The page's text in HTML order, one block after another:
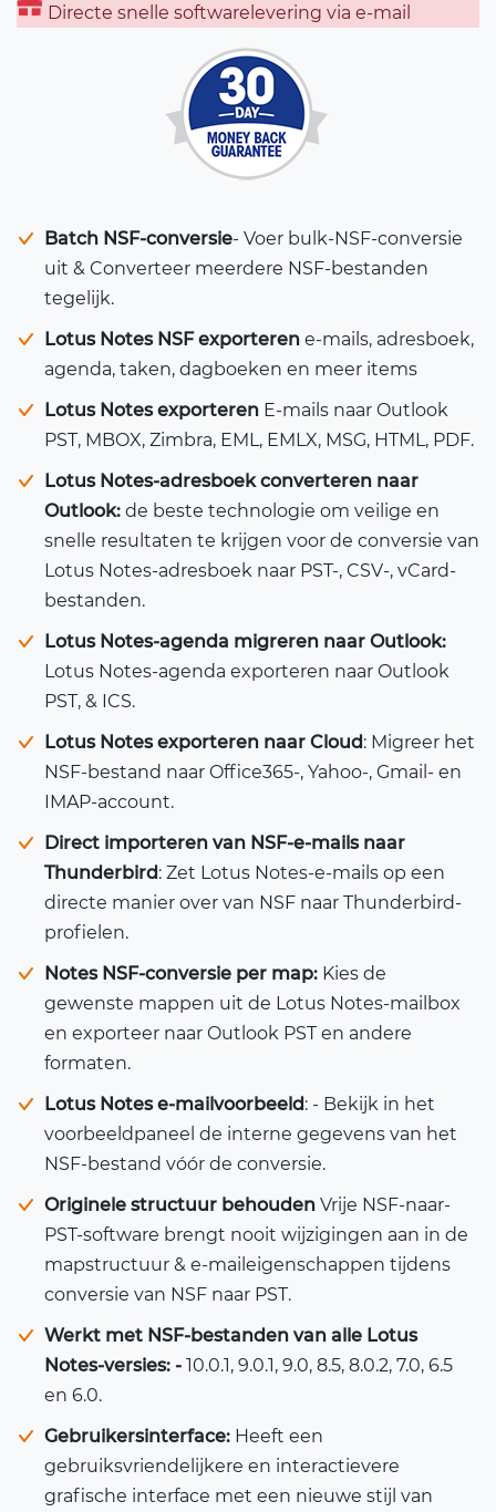
Directe snelle softwarelevering via e-mail
Batch NSF-conversie- Voer bulk-NSF-conversie
uit & Converteer meerdere NSF-bestanden
tegelijk.
Lotus Notes NSF exporteren e-mails, adresboek,
agenda, taken, dagboeken en meer items
Lotus Notes exporteren E-mails naar Outlook
PST, MBOX, Zimbra, EML, EMLX, MSG, HTML, PDF.
Lotus Notes-adresboek converteren naar
Outlook: de beste technologie om veilige en
snelle resultaten te krijgen voor de conversie van
Lotus Notes-adresboek naar PST-, CSV-, vCard-
bestanden.
Lotus Notes-agenda migreren naar Outlook:
Lotus Notes-agenda exporteren naar Outlook
PST, & ICS.
Lotus Notes exporteren naar Cloud: Migreer het
NSF-bestand naar Office365-, Yahoo-, Gmail- en
IMAP-account.
Direct importeren van NSF-e-mails naar
Thunderbird: Zet Lotus Notes-e-mails op een
directe manier over van NSF naar Thunderbird-
profielen.
Notes NSF-conversie per map: Kies de
gewenste mappen uit de Lotus Notes-mailbox
en exporteer naar Outlook PST en andere
formaten.
Lotus Notes e-mailvoorbeeld: - Bekijk in het
voorbeeldpaneel de interne gegevens van het
NSF-bestand vóór de conversie.
Originele structuur behouden Vrije NSF-naar-
PST-software brengt nooit wijzigingen aan in de
mapstructuur & e-maileigenschappen tijdens
conversie van NSF naar PST.
Werkt met NSF-bestanden van alle Lotus
Notes-versies: - 10.0.1, 9.0.1, 9.0, 8.5, 8.0.2, 7.0, 6.5
en 6.0.
Gebruikersinterface: Heeft een
gebruiksvriendelijkere en interactievere
grafische interface met een nieuwe stijl van